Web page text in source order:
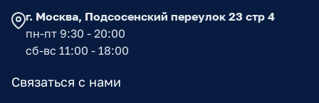
г. Москва, Подсосенский переулок 23 стр 4
пн-пт 9:30 - 20:00
сб-вс 11:00 - 18:00
Связаться с нами